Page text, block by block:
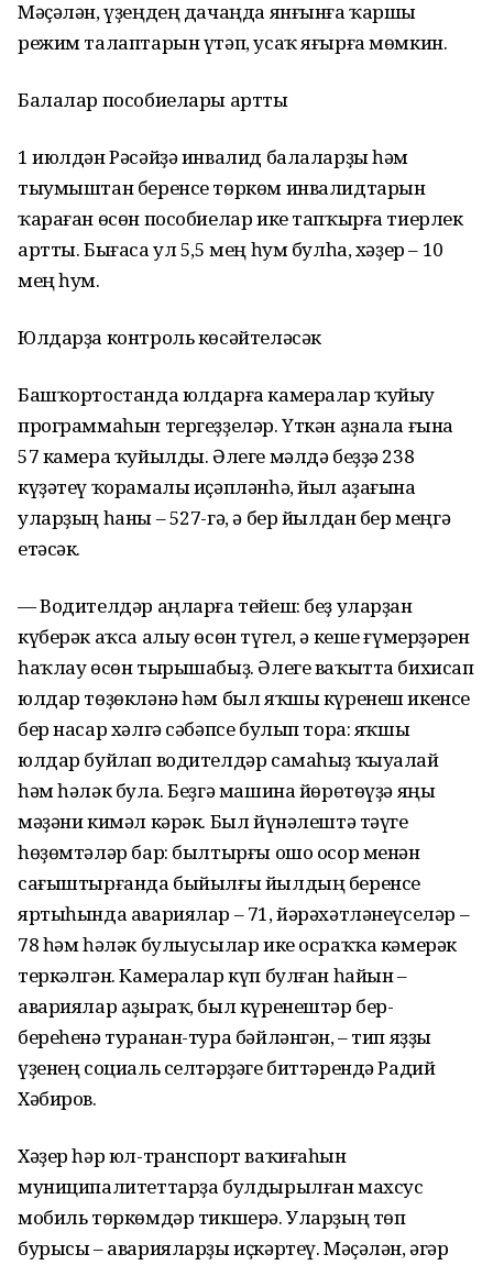
Мәҫәлән, үҙеңдең дачаңда янғынға ҡаршы
режим талаптарын үтәп, усаҡ яғырға мөмкин.
Балалар пособиелары артты
1 июлдән Рәсәйҙә инвалид балаларҙы һәм
тыумыштан беренсе төркөм инвалидтарын
ҡараған өсөн пособиелар ике тапҡырға тиерлек
артты. Бығаса ул 5,5 мең һум булһа, хәҙер – 10
мең һум.
Юлдарҙа контроль көсәйтеләсәк
Башҡортостанда юлдарға камералар ҡуйыу
программаһын тергеҙҙеләр. Үткән аҙнала ғына
57 камера ҡуйылды. Әлеге мәлдә беҙҙә 238
күҙәтеү ҡорамалы иҫәпләнһә, йыл аҙағына
уларҙың һаны – 527-гә, ә бер йылдан бер меңгә
етәсәк.
— Водителдәр аңларға тейеш: беҙ уларҙан
күберәк аҡса алыу өсөн түгел, ә кеше ғүмерҙәрен
һаҡлау өсөн тырышабыҙ. Әлеге ваҡытта бихисап
юлдар төҙөкләнә һәм был яҡшы күренеш икенсе
бер насар хәлгә сәбәпсе булып тора: яҡшы
юлдар буйлап водителдәр самаһыҙ ҡыуалай
һәм һәләк була. Беҙгә машина йөрөтөүҙә яңы
мәҙәни кимәл кәрәк. Был йүнәлештә тәүге
һөҙөмтәләр бар: былтырғы ошо осор менән
сағыштырғанда быйылғы йылдың беренсе
яртыһында авариялар – 71, йәрәхәтләнеүселәр –
78 һәм һәләк булыусылар ике осраҡҡа кәмерәк
теркәлгән. Камералар күп булған һайын –
авариялар аҙыраҡ, был күренештәр бер-
береһенә туранан-тура бәйләнгән, – тип яҙҙы
үҙенең социаль селтәрҙәге биттәрендә Радий
Хәбиров.
Хәҙер һәр юл-транспорт ваҡиғаһын
муниципалитеттарҙа булдырылған махсус
мобиль төркөмдәр тикшерә. Уларҙың төп
бурысы – аварияларҙы иҫкәртеү. Мәҫәлән, әгәр